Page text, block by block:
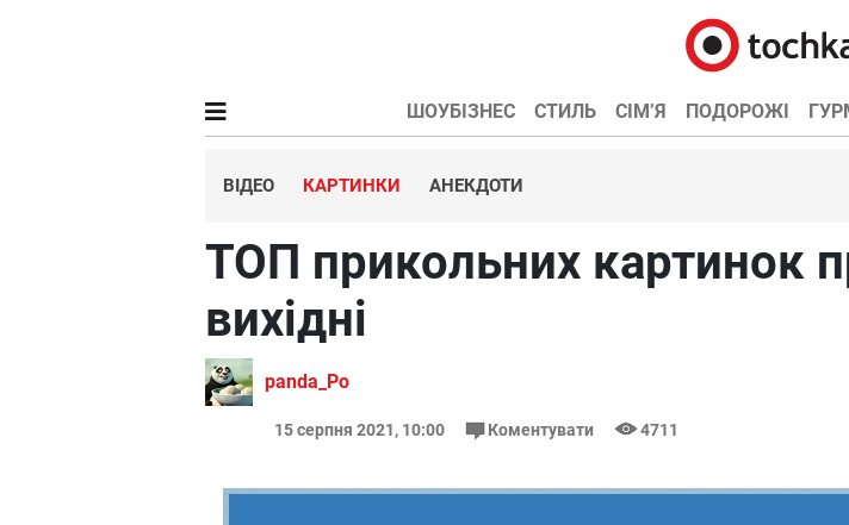
ШОУБІЗНЕС СТИЛЬ СІМ’Я ПОДОРОЖІ
ВІДЕО КАРТИНКИ АНЕКДОТИ
ТОП прикольних картинок
вихідні
panda_Po
15 серпня 2021, 10:00 Коментувати 4711